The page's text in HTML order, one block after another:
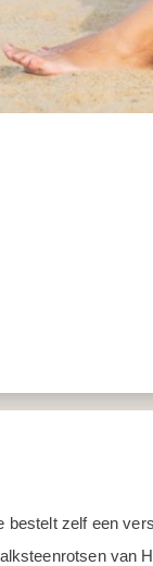
bestelt zelf een
van